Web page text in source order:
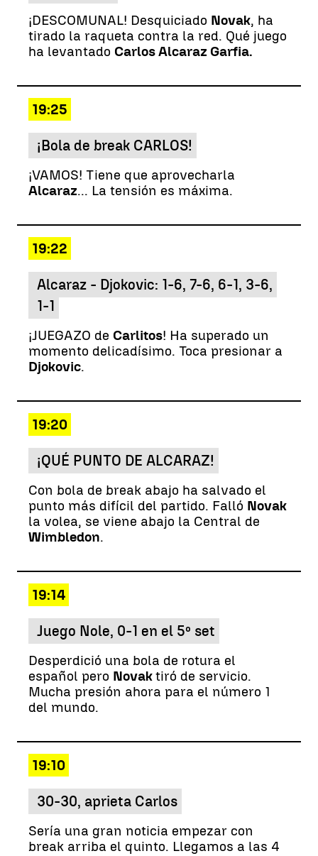
¡DESCOMUNAL! Desquiciado Novak, ha
tirado la raqueta contra la red. Qué juego
ha levantado Carlos Alcaraz Garfia.
19:25
¡Bola de break CARLOS!
¡VAMOS! Tiene que aprovecharla
Alcaraz... La tensión es máxima.
19:22
Alcaraz - Djokovic: 1-6, 7-6, 6-1, 3-6,
1-1
¡JUEGAZO de Carlitos! Ha superado un
momento delicadísimo. Toca presionar a
Djokovic.
19:20
¡QUÉ PUNTO DE ALCARAZ!
Con bola de break abajo ha salvado el
punto más difícil del partido. Falló Novak
la volea, se viene abajo la Central de
Wimbledon.
19:14
Juego Nole, 0-1 en el 5º set
Desperdició una bola de rotura el
español pero Novaktiró de servicio.
Mucha presión ahora para el número 1
del mundo.
19:10
30-30, aprieta Carlos
Sería una gran noticia empezar con
break arriba el quinto. Llegamos a las 4